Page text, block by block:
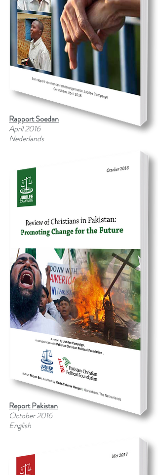
Rapport Soedan
April 2016
Nederlands
Report Pakistan
October 2016
English